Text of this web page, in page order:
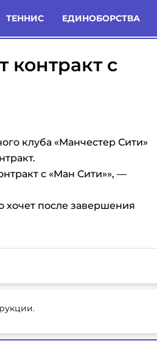
ТЕННИС ЕДИНОБОРСТВА
Новости
контракт с
клуба «Манчестер Сити»
с «Ман Сити»», —
хочет после завершения